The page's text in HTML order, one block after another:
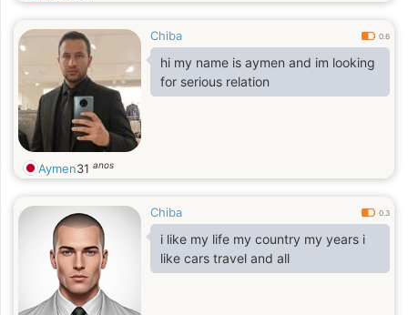
Chiba 0.6
hi my name is aymen and im looking
for serious relation
Aymen31 anos
Chiba 0.3
i like my life my country my years i
like cars travel and all